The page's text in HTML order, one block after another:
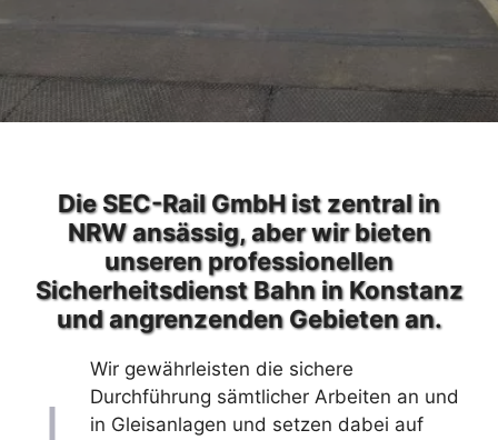
Die SEC-Rail GmbH ist zentral in
NRW ansässig, aber wir bieten
unseren professionellen
Sicherheitsdienst Bahn in Konstanz
und angrenzenden Gebieten an.
Wir gewährleisten die sichere
Durchführung sämtlicher Arbeiten an und
in Gleisanlagen und setzen dabei auf